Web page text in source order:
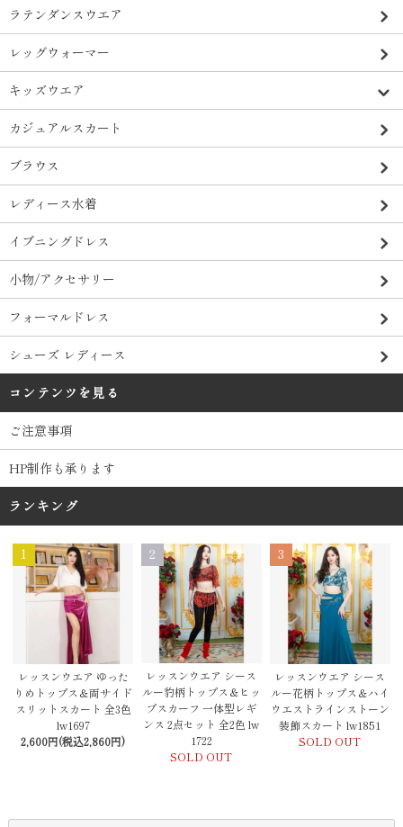
ラテンダンスウエア
レッグウォーマー
キッズウエア
カジュアルスカート
ブラウス
レディース水着
イブニングドレス
小物/アクセサリー
フォーマルドレス
シューズ レディース
コンテンツを見る
ご注意事項
HP制作も承ります
ランキング
1
レッスンウエア ゆった
りめトップス＆両サイド
スリットスカート 全3色
lw1697
2,600円(税込2,860円)
2
レッスンウエア シース
ルー豹柄トップス＆ヒッ
プスカーフ 一体型レギ
ンス 2点セット 全2色 lw
1722
SOLD OUT
3
レッスンウエア シース
ルー花柄トップス＆ハイ
ウエストラインストーン
装飾スカート lw1851
SOLD OUT